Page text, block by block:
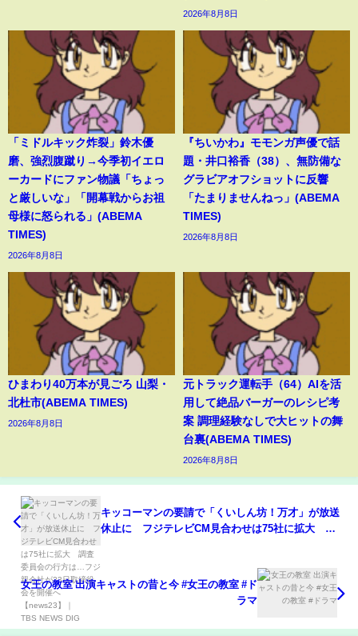
2026年8月8日
「ミドルキック炸裂」鈴木優
磨、強烈腹蹴り→今季初イエロ
ーカードにファン物議「ちょっ
と厳しいな」「開幕戦からお祖
母様に怒られる」(ABEMA
TIMES)
2026年8月8日
『ちいかわ』モモンガ声優で話
題・井口裕香（38）、無防備な
グラビアオフショットに反響
「たまりませんねっ」(ABEMA
TIMES)
2026年8月8日
ひまわり40万本が見ごろ 山梨・
北杜市(ABEMA TIMES)
2026年8月8日
元トラック運転手（64）AIを活
用して絶品バーガーのレシピ考
案 調理経験なしで大ヒットの舞
台裏(ABEMA TIMES)
2026年8月8日
キッコーマンの要請で「くいしん坊！万才」が放送
休止に フジテレビCM見合わせは75社に拡大 調
女王の教室 出演キャストの昔と今 #女王の教室 #ド
ラマ